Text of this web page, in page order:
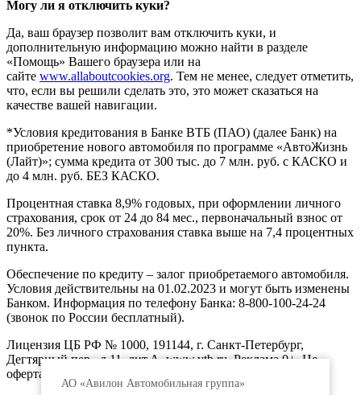
АО «Авилон Автомобильная группа»
Могу ли я отключить куки?
Да, ваш браузер позволит вам отключить куки, и
дополнительную информацию можно найти в разделе
«Помощь» Вашего браузера или на
сайте www.allaboutcookies.org. Тем не менее, следует отметить,
что, если вы решили сделать это, это может сказаться на
качестве вашей навигации.
*Условия кредитования в Банке ВТБ (ПАО) (далее Банк) на
приобретение нового автомобиля по программе «АвтоЖизнь
(Лайт)»; сумма кредита от 300 тыс. до 7 млн. руб. с КАСКО и
до 4 млн. руб. БЕЗ КАСКО.
Процентная ставка 8,9% годовых, при оформлении личного
страхования, срок от 24 до 84 мес., первоначальный взнос от
20%. Без личного страхования ставка выше на 7,4 процентных
пункта.
Обеспечение по кредиту – залог приобретаемого автомобиля.
Условия действительны на 01.02.2023 и могут быть изменены
Банком. Информация по телефону Банка: 8-800-100-24-24
(звонок по России бесплатный).
Лицензия ЦБ РФ № 1000, 191144, г. Санкт-Петербург,
Дегтярный пер., д.11, лит.А. www.vtb.ru. Реклама 0+. Не
оферта.